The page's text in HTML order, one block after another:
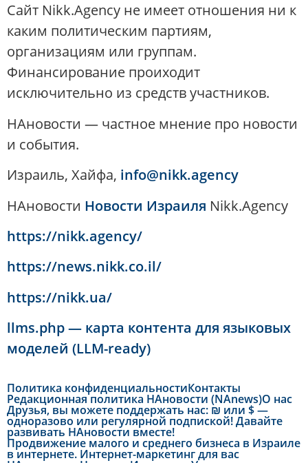
Сайт Nikk.Agency не имеет отношения ни к
каким политическим партиям,
организациям или группам.
Финансирование проиходит
исключительно из средств участников.
НАновости — частное мнение про новости
и события.
Израиль, Хайфа, info@nikk.agency
НАновости Новости Израиля Nikk.Agency
https://nikk.agency/
https://news.nikk.co.il/
https://nikk.ua/
llms.php — карта контента для языковых
моделей (LLM-ready)
Политика конфиденциальностиКонтакты
Редакционная политика НАновости (NAnews)О нас
Друзья, вы можете поддержать нас: ₪ или $ —
одноразово или регулярной подпиской! Давайте
развивать НАновости вместе!
Продвижение малого и среднего бизнеса в Израиле
в интернете. Интернет-маркетинг для вас